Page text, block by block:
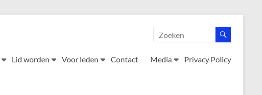
Lid worden Voor leden Contact Media Privacy Policy